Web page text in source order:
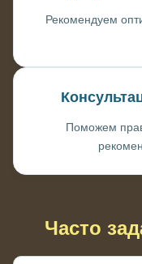
Рекомендуем
Поможем
Часто